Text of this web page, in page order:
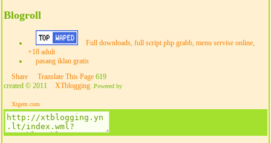
Blogroll
Full downloads, full script php grabb, menu servise online,
+18 adult
pasang iklan gratis
Share
Translate This Page 619
created © 2011
XTblogging .Powered by
Xtgem.com